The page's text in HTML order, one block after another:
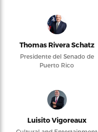
Thomas Rivera Schatz
Presidente del Senado de
Puerto Rico
Luisito Vigoreaux